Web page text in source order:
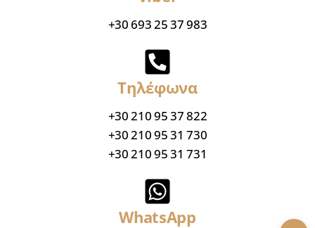
+30 693 25 37 983
Τηλέφωνα
+30 210 95 37 822
+30 210 95 31 730
+30 210 95 31 731
WhatsApp